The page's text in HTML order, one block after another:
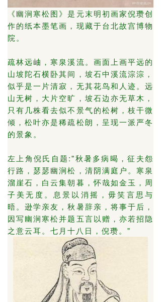
《幽涧寒松图》是元末明初画家倪瓒创
作的纸本墨笔画，现藏于台北故宫博物
院。
疏林远岫，寒泉溪流。画面上画平远的
山坡陀石横卧其间，坡石中溪流淙淙，
似乎是一片清寂，无其花鸟和人迹。远
山无树，大片空旷，坡石边亦无草木，
只有几株看去似不景气的松树，枝干微
倾，松叶亦是稀疏松朗，呈现一派严冬
的景象。
左上角倪氏自题:"秋暑多病暍，征夫怨
行路，瑟瑟幽涧松，清阴满庭户。寒泉
溜崖石，白云集朝暮，怀哉如金玉，周
子美无度。息景以消摇，毋笑言思与
晤。逊学亲友，秋暑辞亲，将事于后，
因写幽涧寒松并题五言以赠，亦若招隐
之意云耳。七月十八日，倪瓒。"